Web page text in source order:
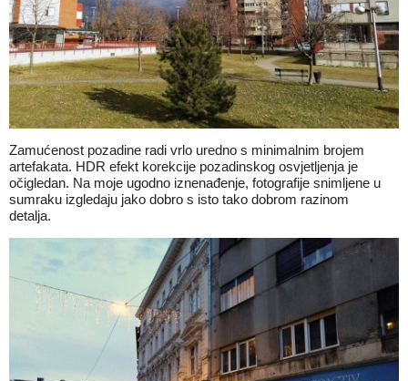
Zamućenost pozadine radi vrlo uredno s minimalnim brojem
artefakata. HDR efekt korekcije pozadinskog osvjetljenja je
očigledan. Na moje ugodno iznenađenje, fotografije snimljene u
sumraku izgledaju jako dobro s isto tako dobrom razinom
detalja.